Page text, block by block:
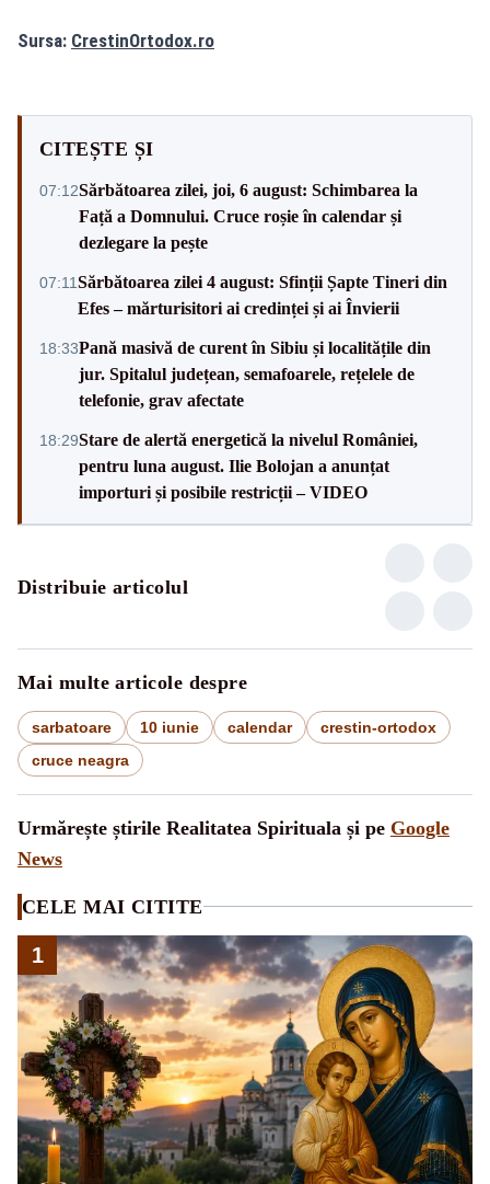
Sursa: CrestinOrtodox.ro
CITEȘTE ȘI
07:12Sărbătoarea zilei, joi, 6 august: Schimbarea la
Față a Domnului. Cruce roșie în calendar și
dezlegare la pește
07:11Sărbătoarea zilei 4 august: Sfinții Șapte Tineri din
Efes – mărturisitori ai credinței și ai Învierii
18:33Pană masivă de curent în Sibiu și localitățile din
jur. Spitalul județean, semafoarele, rețelele de
telefonie, grav afectate
18:29Stare de alertă energetică la nivelul României,
pentru luna august. Ilie Bolojan a anunțat
importuri și posibile restricții – VIDEO
Distribuie articolul
Mai multe articole despre
sarbatoare 10 iunie calendar
crestin-ortodox
cruce neagra
Urmărește știrile Realitatea Spirituala și pe Google
News
CELE MAI CITITE
1